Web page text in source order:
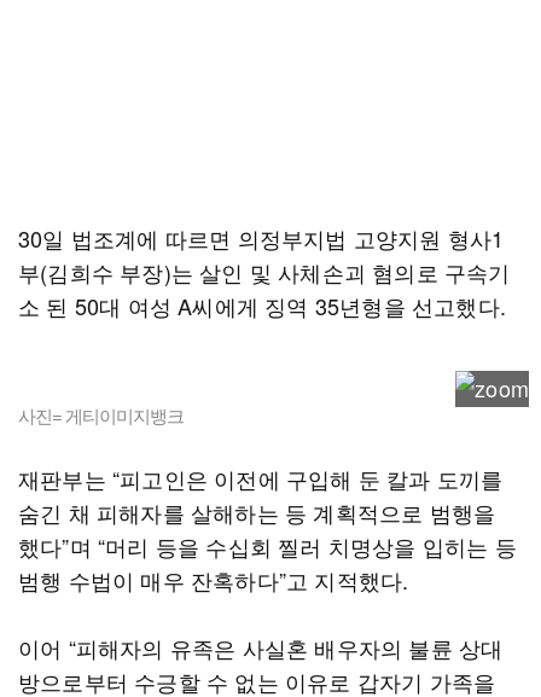
30일 법조계에 따르면 의정부지법 고양지원 형사1
부(김희수 부장)는 살인 및 사체손괴 혐의로 구속기
소 된 50대 여성 A씨에게 징역 35년형을 선고했다.
사진= 게티이미지뱅크
재판부는 “피고인은 이전에 구입해 둔 칼과 도끼를
숨긴 채 피해자를 살해하는 등 계획적으로 범행을
했다”며 “머리 등을 수십회 찔러 치명상을 입히는 등
범행 수법이 매우 잔혹하다”고 지적했다.
이어 “피해자의 유족은 사실혼 배우자의 불륜 상대
방으로부터 수긍할 수 없는 이유로 갑자기 가족을